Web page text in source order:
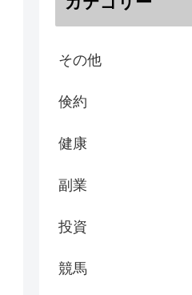
その他
倹約
健康
副業
投資
競馬